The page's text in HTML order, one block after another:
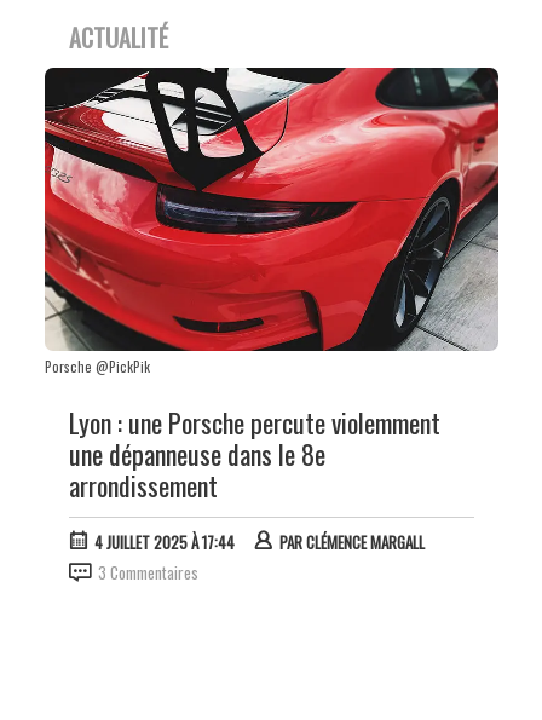
ACTUALITÉ
Porsche @PickPik
Lyon : une Porsche percute violemment
une dépanneuse dans le 8e
arrondissement
4 JUILLET 2025 À 17:44 PARCLÉMENCE MARGALL
3 Commentaires